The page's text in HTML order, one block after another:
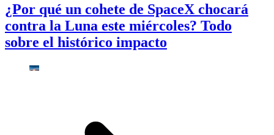
¿Por qué un cohete de SpaceX chocará
contra la Luna este miércoles? Todo
sobre el histórico impacto